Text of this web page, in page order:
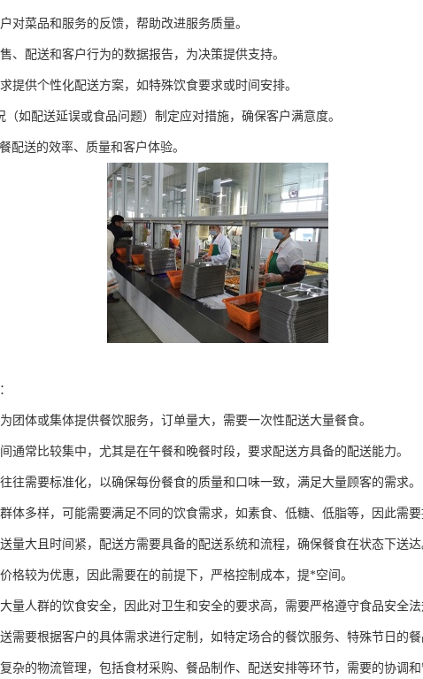
对菜品和服务的反馈，帮助改进服务质量。
、配送和客户行为的数据报告，为决策提供支持。
提供个性化配送方案，如特殊饮食要求或时间安排。
如配送延误或食品问题）制定应对措施，确保客户满意度。
配送的效率、质量和客户体验。
团体或集体提供餐饮服务，订单量大，需要一次性配送大量餐食。
通常比较集中，尤其是在午餐和晚餐时段，要求配送方具备的配送能力。
往需要标准化，以确保每份餐食的质量和口味一致，满足大量顾客的需求。
体多样，可能需要满足不同的饮食需求，如素食、低糖、低脂等，因此需要
量大且时间紧，配送方需要具备的配送系统和流程，确保餐食在状态下送达
格较为优惠，因此需要在的前提下，严格控制成本，提*空间。
量人群的饮食安全，因此对卫生和安全的要求高，需要严格遵守食品安全法
需要根据客户的具体需求进行定制，如特定场合的餐饮服务、特殊节日的餐
杂的物流管理，包括食材采购、餐品制作、配送安排等环节，需要的协调和